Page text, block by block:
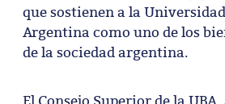
que sostienen a la
Argentina como uno de los
de la sociedad argentina.